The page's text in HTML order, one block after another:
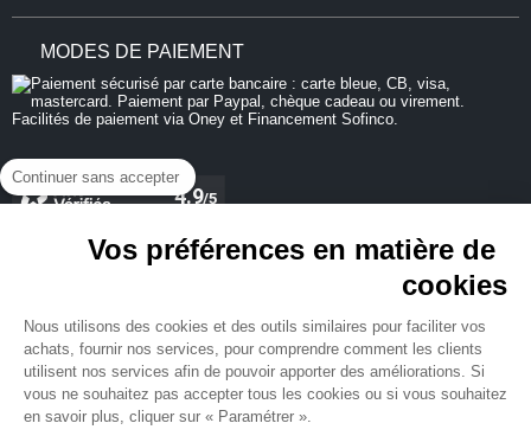
Continuer sans accepter
Vos préférences en matière de
cookies
Nous utilisons des cookies et des outils similaires pour faciliter vos
achats, fournir nos services, pour comprendre comment les clients
utilisent nos services afin de pouvoir apporter des améliorations. Si
vous ne souhaitez pas accepter tous les cookies ou si vous souhaitez
en savoir plus, cliquer sur « Paramétrer ».
MODES DE PAIEMENT
NEWSLETTER